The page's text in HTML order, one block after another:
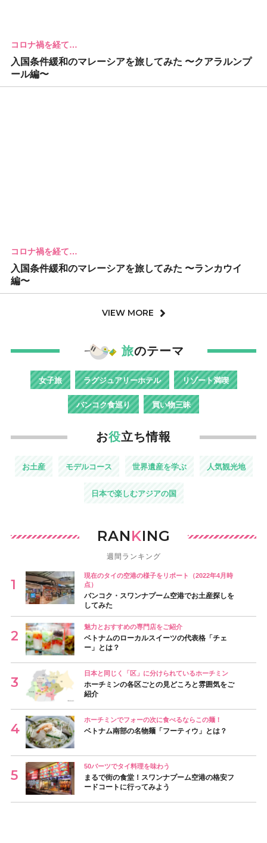
コロナ禍を経て…
入国条件緩和のマレーシアを旅してみた 〜クアラルンプ
ール編〜
コロナ禍を経て…
入国条件緩和のマレーシアを旅してみた 〜ランカウイ
編〜
VIEW MORE
旅のテーマ
女子旅 ラグジュアリーホテル リゾート満喫
バンコク食巡り 買い物三昧
お役立ち情報
お土産 モデルコース 世界遺産を学ぶ 人気観光地
日本で楽しむアジアの国
RANKING
週間ランキング
現在のタイの空港の様子をリポート（2022年4月時
点）
バンコク・スワンナプーム空港でお土産探しを
してみた
魅力とおすすめの専門店をご紹介
ベトナムのローカルスイーツの代表格「チェ
ー」とは？
日本と同じく「区」に分けられているホーチミン
ホーチミンの各区ごとの見どころと雰囲気をご
紹介
ホーチミンでフォーの次に食べるならこの麺！
ベトナム南部の名物麺「フーティウ」とは？
50バーツでタイ料理を味わう
まるで街の食堂！スワンナプーム空港の格安フ
ードコートに行ってみよう